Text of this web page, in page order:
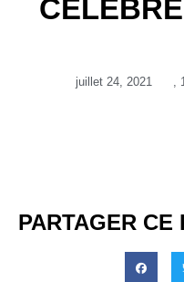
juillet 24, 2021
PARTAGER CE